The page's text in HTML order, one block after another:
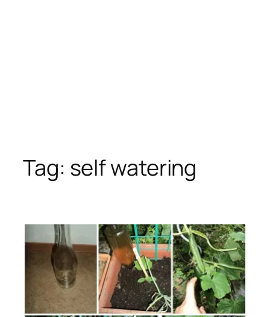
Tag: self watering